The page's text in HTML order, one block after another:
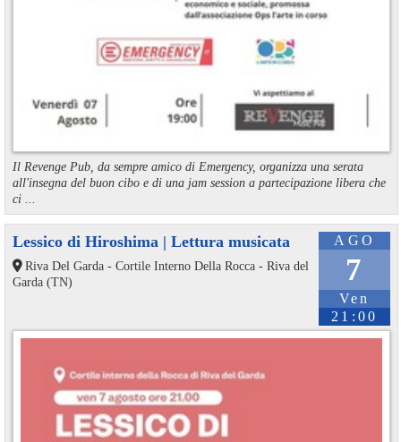
Il Revenge Pub, da sempre amico di Emergency, organizza una serata
all'insegna del buon cibo e di una jam session a partecipazione libera che
ci ...
AGO
7
Ven
21:00
Lessico di Hiroshima | Lettura musicata
Riva Del Garda - Cortile Interno Della Rocca - Riva del
Garda (TN)